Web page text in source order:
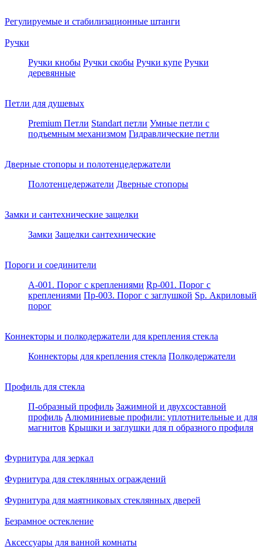
Регулируемые и стабилизационные штанги
Ручки
Ручки кнобы Ручки скобы Ручки купе Ручки
деревянные
Петли для душевых
Premium Петли Standart петли Умные петли c
подъемным механизмом Гидравлические петли
Дверные стопоры и полотенцедержатели
Полотенцедержатели Дверные стопоры
Замки и сантехнические защелки
Замки Защелки сантехнические
Пороги и соединители
A-001. Порог с креплениями Rp-001. Порог с
креплениями Пр-003. Порог с заглушкой Sp. Акриловый
порог
Коннекторы и полкодержатели для крепления стекла
Коннекторы для крепления стекла Полкодержатели
Профиль для стекла
П-образный профиль Зажимной и двухсоставной
профиль Алюминиевые профили: уплотнительные и для
магнитов Крышки и заглушки для п образного профиля
Фурнитура для зеркал
Фурнитура для стеклянных ограждений
Фурнитура для маятниковых стеклянных дверей
Безрамное остекление
Аксессуары для ванной комнаты